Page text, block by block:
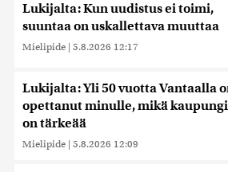
Lukijalta: Kun uudistus ei toimi,
suuntaa on uskallettava muuttaa
Mielipide | 5.8.2026 12:17
Lukijalta: Yli 50 vuotta Vantaalla
opettanut minulle, mikä
on tärkeää
Mielipide | 5.8.2026 12:09